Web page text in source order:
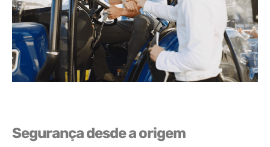
Segurança desde a origem